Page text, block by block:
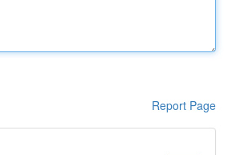
Report Page